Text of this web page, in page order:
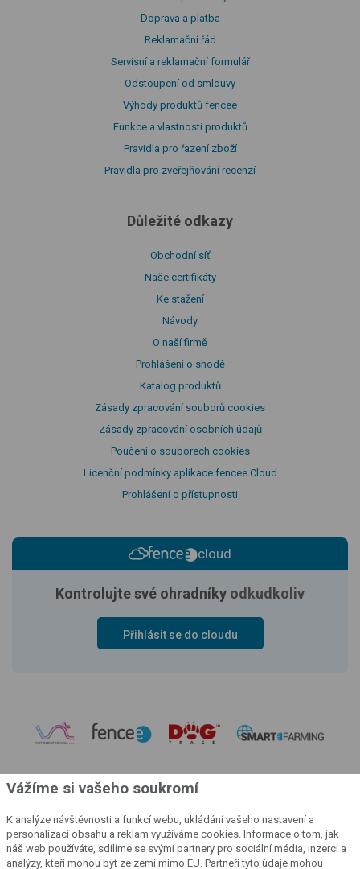
Doprava a platba
Reklamační řád
Servisní a reklamační formulář
Odstoupení od smlouvy
Výhody produktů fencee
Funkce a vlastnosti produktů
Pravidla pro řazení zboží
Pravidla pro zveřejňování recenzí
Důležité odkazy
Obchodní síť
Naše certifikáty
Ke stažení
Návody
O naší firmě
Prohlášení o shodě
Katalog produktů
Zásady zpracování souborů cookies
Zásady zpracování osobních údajů
Poučení o souborech cookies
Licenční podmínky aplikace fencee Cloud
Prohlášení o přístupnosti
cloud
Kontrolujte své ohradníky odkudkoliv
Přihlásit se do cloudu
Vážíme si vašeho soukromí
K analýze návštěvnosti a funkcí webu, ukládání vašeho nastavení a
personalizaci obsahu a reklam využíváme cookies. Informace o tom, jak
náš web používáte, sdílíme se svými partnery pro sociální média, inzerci a
analýzy, kteří mohou být ze zemí mimo EU. Partneři tyto údaje mohou